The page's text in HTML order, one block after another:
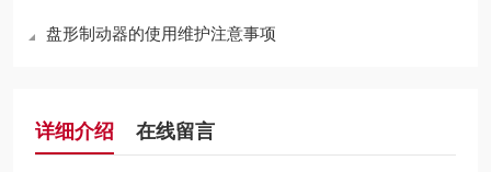
盘形制动器的使用维护注意事项
详细介绍 在线留言